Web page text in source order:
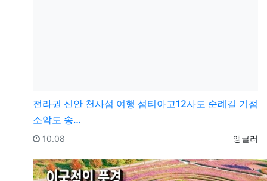
전라권 신안 천사섬 여행 섬티아고12사도 순례길 기점
소악도 송…
등록자
앵글러
등록일
10.08